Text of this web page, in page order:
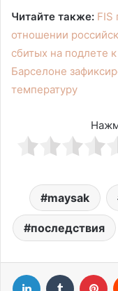
Читайте также: FIS
отношении
сбитых на подлете
Барселоне
температуру
maysak
последствия
LinkedIn Tumblr